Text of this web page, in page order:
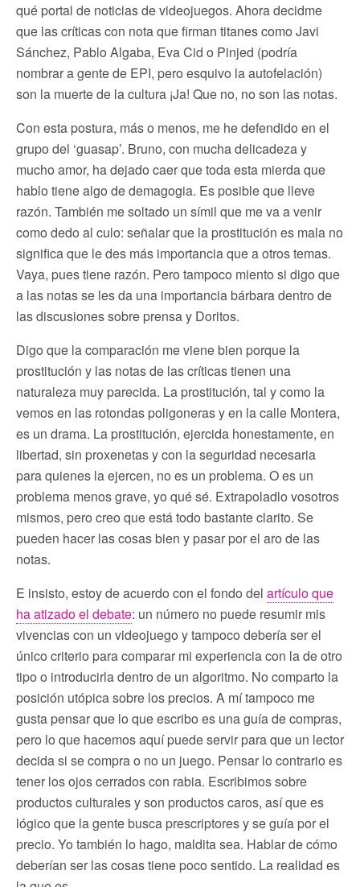
qué portal de noticias de videojuegos. Ahora decidme
que las críticas con nota que firman titanes como Javi
Sánchez, Pablo Algaba, Eva Cid o Pinjed (podría
nombrar a gente de EPI, pero esquivo la autofelación)
son la muerte de la cultura ¡Ja! Que no, no son las notas.
Con esta postura, más o menos, me he defendido en el
grupo del ‘guasap’. Bruno, con mucha delicadeza y
mucho amor, ha dejado caer que toda esta mierda que
hablo tiene algo de demagogia. Es posible que lleve
razón. También me soltado un símil que me va a venir
como dedo al culo: señalar que la prostitución es mala no
significa que le des más importancia que a otros temas.
Vaya, pues tiene razón. Pero tampoco miento si digo que
a las notas se les da una importancia bárbara dentro de
las discusiones sobre prensa y Doritos.
Digo que la comparación me viene bien porque la
prostitución y las notas de las críticas tienen una
naturaleza muy parecida. La prostitución, tal y como la
vemos en las rotondas poligoneras y en la calle Montera,
es un drama. La prostitución, ejercida honestamente, en
libertad, sin proxenetas y con la seguridad necesaria
para quienes la ejercen, no es un problema. O es un
problema menos grave, yo qué sé. Extrapoladlo vosotros
mismos, pero creo que está todo bastante clarito. Se
pueden hacer las cosas bien y pasar por el aro de las
notas.
E insisto, estoy de acuerdo con el fondo del artículo que
ha atizado el debate: un número no puede resumir mis
vivencias con un videojuego y tampoco debería ser el
único criterio para comparar mi experiencia con la de otro
tipo o introducirla dentro de un algoritmo. No comparto la
posición utópica sobre los precios. A mí tampoco me
gusta pensar que lo que escribo es una guía de compras,
pero lo que hacemos aquí puede servir para que un lector
decida si se compra o no un juego. Pensar lo contrario es
tener los ojos cerrados con rabia. Escribimos sobre
productos culturales y son productos caros, así que es
lógico que la gente busca prescriptores y se guía por el
precio. Yo también lo hago, maldita sea. Hablar de cómo
deberían ser las cosas tiene poco sentido. La realidad es